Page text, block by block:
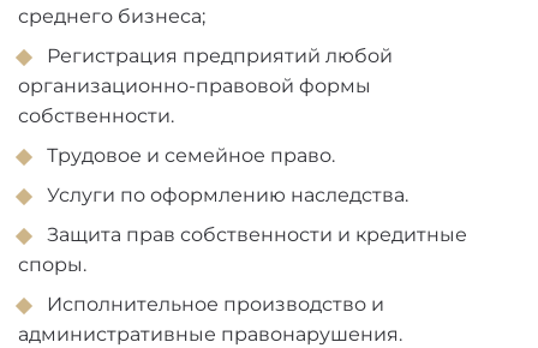
среднего бизнеса;
Регистрация предприятий любой
организационно-правовой формы
собственности.
Трудовое и семейное право.
Услуги по оформлению наследства.
Защита прав собственности и кредитные
споры.
Исполнительное производство и
административные правонарушения.